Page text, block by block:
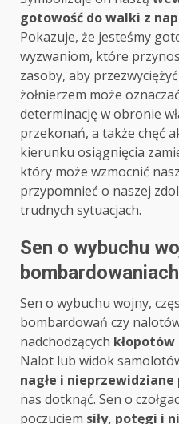
gotowość do walki z
Pokazuje, że jesteśmy
wyzwaniom, które
zasoby, aby
żołnierzem może
determinację w obronie
przekonań, a także chęć
kierunku osiągnięcia
który może wzmocnić
przypomnieć o naszej
trudnych sytuacjach.
Sen o wybuchu
bombardowaniach
Sen o wybuchu wojny,
bombardowań czy
nadchodzących
Nalot lub widok
nagłe i
nas dotknąć. Sen o
poczuciem siły, potęgi i